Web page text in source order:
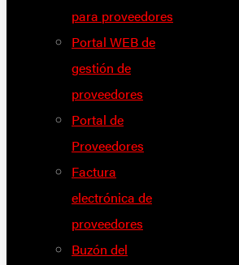
para proveedores
Portal WEB de
gestión de
proveedores
Portal de
Proveedores
Factura
electrónica de
proveedores
Buzón del